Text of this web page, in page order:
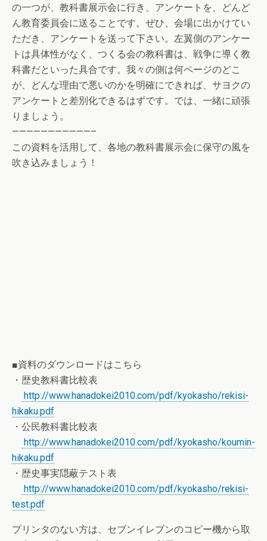
の一つが、教科書展示会に行き、アンケートを、どんど
ん教育委員会に送ることです。ぜひ、会場に出かけてい
ただき、アンケートを送って下さい。左翼側のアンケー
トは具体性がなく、つくる会の教科書は、戦争に導く教
科書だといった具合です。我々の側は何ページのどこ
が、どんな理由で悪いのかを明確にできれば、サヨクの
アンケートと差別化できるはずです。では、一緒に頑張
りましょう。
———————————–
この資料を活用して、各地の教科書展示会に保守の風を
吹き込みましょう！
■資料のダウンロードはこちら
・歴史教科書比較表
http://www.hanadokei2010.com/pdf/kyokasho/rekisi-
hikaku.pdf
・公民教科書比較表
http://www.hanadokei2010.com/pdf/kyokasho/koumin-
hikaku.pdf
・歴史事実隠蔽テスト表
http://www.hanadokei2010.com/pdf/kyokasho/rekisi-
test.pdf
プリンタのない方は、セブンイレブンのコピー機から取